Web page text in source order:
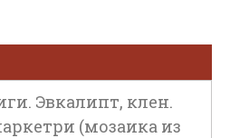
Эвкалипт, клен.
(мозаика из